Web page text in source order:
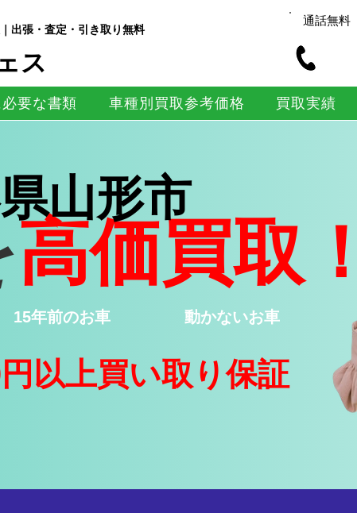
出張・査定・引き取り無料
ス
通話無料
要な書類 車種別買取参考価格 買取実績
高価買取
15年前のお車 ​動かないお車
以上買い取り保証
山形市